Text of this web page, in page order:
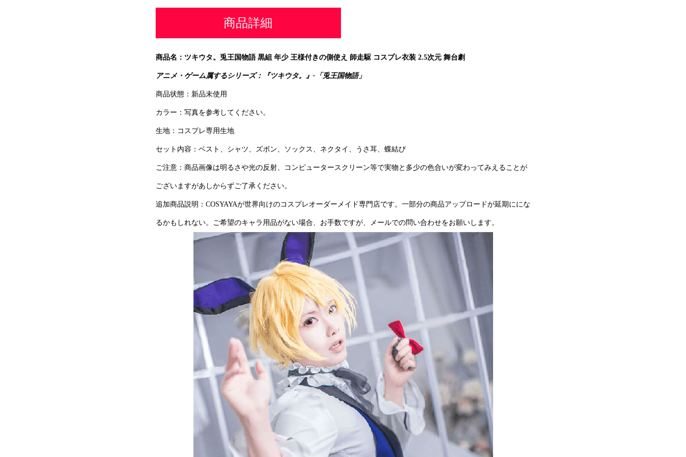
商品詳細
商品名：ツキウタ。兎王国物語 黒組 年少 王様付きの側使え 師走駆 コスプレ衣装 2.5次元 舞台劇
アニメ・ゲーム属するシリーズ：『ツキウタ。 』-「兎王国物語」
商品状態：新品未使用
カラー：写真を参考してください。
生地：コスプレ専用生地
セット内容：ベスト、シャツ、ズボン、ソックス、ネクタイ、うさ耳、蝶結び
ご注意：商品画像は明るさや光の反射、コンピュータースクリーン等で実物と多少の色合いが変わってみえることが
ございますがあしからずご了承ください。
追加商品説明：COSYAYAが世界向けのコスプレオーダーメイド専門店です。一部分の商品アップロードが延期ににな
るかもしれない。ご希望のキャラ用品がない場合、お手数ですが、メールでの問い合わせをお願いします。